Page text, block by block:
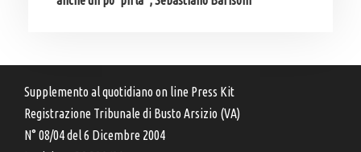
Supplemento al quotidiano on line Press Kit
Registrazione Tribunale di Busto Arsizio (VA)
N° 08/04 del 6 Dicembre 2004